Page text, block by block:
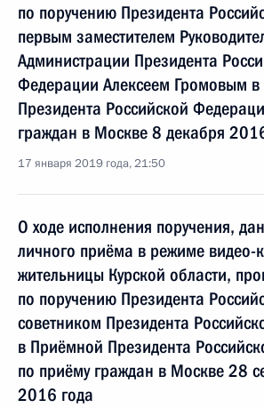
по поручению Президента
первым заместителем
Администрации Президента
Федерации Алексеем Громовым
Президента Российской
граждан в Москве 8 декабря
17 января 2019 года, 21:50
О ходе исполнения поручения,
личного приёма в режиме видео-
жительницы Курской области,
по поручению Президента
советником Президента
в Приёмной Президента
по приёму граждан в Москве 28
2016 года